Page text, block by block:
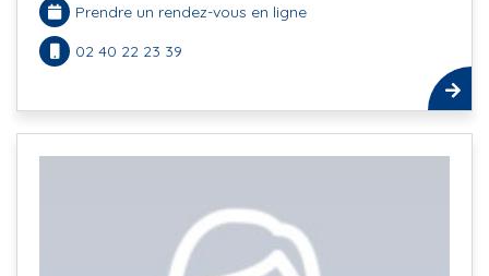
Prendre un rendez-vous en ligne
02 40 22 23 39